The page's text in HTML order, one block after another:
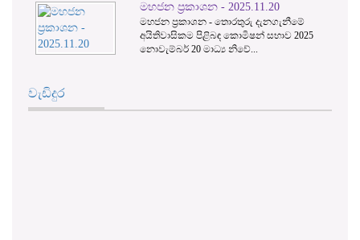
අයිතිවාසිකම පිළිබඳ කොමිෂන් සභාව 2025
නොවැම්බර් 20 මාධ්‍ය නිවේ...